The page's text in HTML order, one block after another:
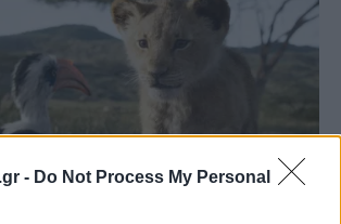
- Do Not Process My Personal